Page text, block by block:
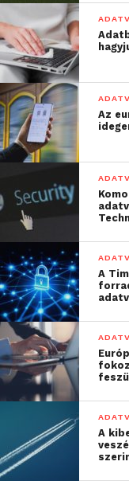
kisebb
– mondta
kutatója, aki
infrastruktúrák
Europollal és az
kapcsolódó
kiemelt figyelmet
bűnüldöző
továbbra is igen
érdekében, hogy
számára
bűnbandákra
A világ minden
jelent meg 2017-
Az
A
A